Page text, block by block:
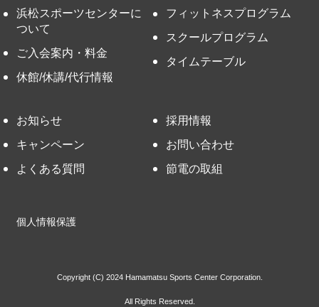
浜松スポーツセンターに
ついて
ご入会案内・料金
休館/休講/代行情報
フィットネスプログラム
スクールプログラム
タイムテーブル
お知らせ
キャンペーン
よくある質問
採用情報
お問い合わせ
節電の取組
個人情報保護
Copyright (C) 2024 Hamamatsu Sports Center Corporation.
All Rights Reserved.